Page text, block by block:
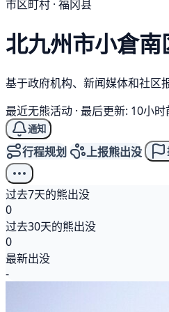
市区町村 · 福冈县
北九州市小倉南
基于政府机构、新闻媒体和社区
最近无熊活动 · 最后更新: 10小时
通知
行程规划 上报熊出没
过去7天的熊出没
0
过去30天的熊出没
0
最新出没
-